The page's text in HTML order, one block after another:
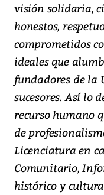
visión solidaria,
honestos,
comprometidos
ideales que
fundadores de la
sucesores. Así lo
recurso humano
de
Licenciatura en
Comunitario,
histórico y